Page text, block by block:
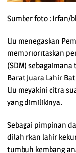
Sumber foto : Irfan/
Uu menegaskan
memprioritaskan
(SDM) sebagaimana
Barat Juara Lahir
Uu meyakini citra
yang dimilikinya.
Sebagai pimpinan
dilahirkan lahir
tumbuh kembang